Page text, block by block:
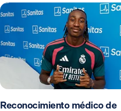
Reconocimiento médico de